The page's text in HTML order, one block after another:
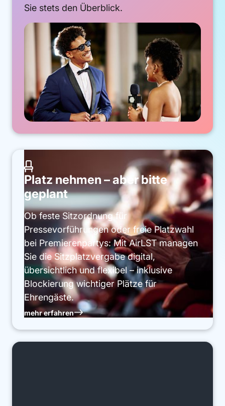
Sie stets den Überblick.

Platz nehmen – aber bitte
geplant
Ob feste Sitzordnung für
Pressevorführungen oder freie Platzwahl
bei Premierenpartys: Mit AirLST managen
Sie die Sitzplatzvergabe digital,
übersichtlich und flexibel – inklusive
Blockierung wichtiger Plätze für
Ehrengäste.
mehr erfahren